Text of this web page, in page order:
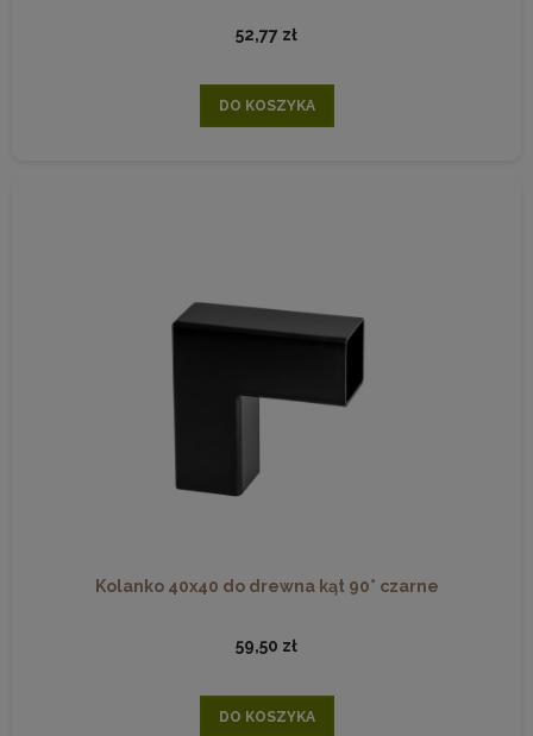
52,77 zł
DO KOSZYKA
Kolanko 40x40 do drewna kąt 90° czarne
59,50 zł
DO KOSZYKA